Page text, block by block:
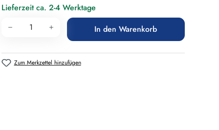
Lieferzeit ca. 2-4 Werktage
Produkt Anzahl: Gib den gewünschten
In den Warenkorb
Zum Merkzettel hinzufügen